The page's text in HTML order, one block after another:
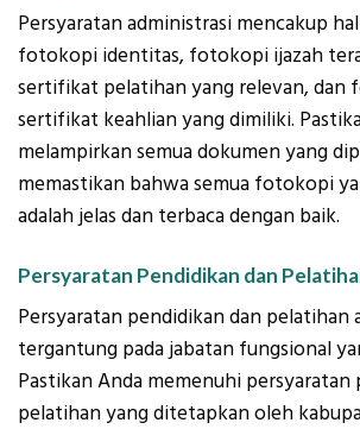
Persyaratan administrasi mencakup
fotokopi identitas, fotokopi ijazah
sertifikat pelatihan yang relevan, dan
sertifikat keahlian yang dimiliki.
melampirkan semua dokumen yang
memastikan bahwa semua fotokopi
adalah jelas dan terbaca dengan baik.
Persyaratan Pendidikan dan
Persyaratan pendidikan dan pelatihan
tergantung pada jabatan fungsional
Pastikan Anda memenuhi persyaratan
pelatihan yang ditetapkan oleh